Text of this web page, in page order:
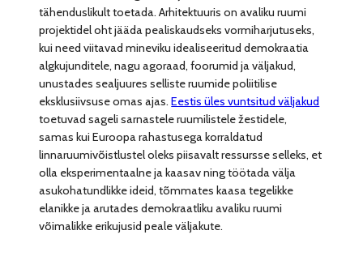
tähenduslikult toetada. Arhitektuuris on avaliku ruumi
projektidel oht jääda pealiskaudseks vormiharjutuseks,
kui need viitavad mineviku idealiseeritud demokraatia
algkujunditele, nagu agoraad, foorumid ja väljakud,
unustades sealjuures selliste ruumide poliitilise
eksklusiivsuse omas ajas.Eestis üles vuntsitud väljakud
toetuvad sageli sarnastele ruumilistele žestidele,
samas kui Euroopa rahastusega korraldatud
linnaruumivõistlustel oleks piisavalt ressursse selleks, et
olla eksperimentaalne ja kaasav ning töötada välja
asukohatundlikke ideid, tõmmates kaasa tegelikke
elanikke ja arutades demokraatliku avaliku ruumi
võimalikke erikujusid peale väljakute.